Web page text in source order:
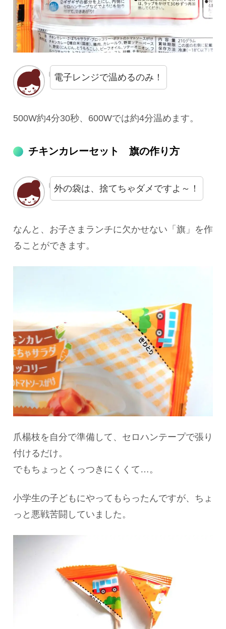
電子レンジで温めるのみ！
500W約4分30秒、600Wでは約4分温めます。
チキンカレーセット 旗の作り方
外の袋は、捨てちゃダメですよ～！
なんと、お子さまランチに欠かせない「旗」を作
ることができます。
爪楊枝を自分で準備して、セロハンテープで張り
付けるだけ。
でもちょっとくっつきにくくて…。
小学生の子どもにやってもらったんですが、ちょ
っと悪戦苦闘していました。